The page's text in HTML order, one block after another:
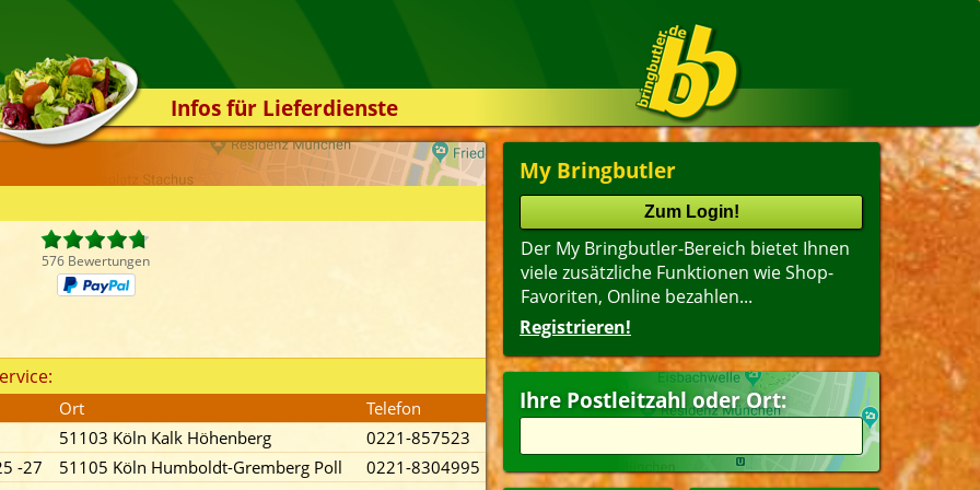
Infos für Lieferdienste
Kassensystem
Zuverlässigkeit
Kontakt
My Bringbutler
Der My Bringbutler-Bereich bietet Ihnen
viele zusätzliche Funktionen wie Shop-
Favoriten, Online bezahlen...
Registrieren!
Ihre Postleitzahl oder Ort:
576 Bewertungen
Ort
Telefon
51103 Köln Kalk Höhenberg
0221-857523
-27 51105 Köln Humboldt-Gremberg Poll
0221-8304995